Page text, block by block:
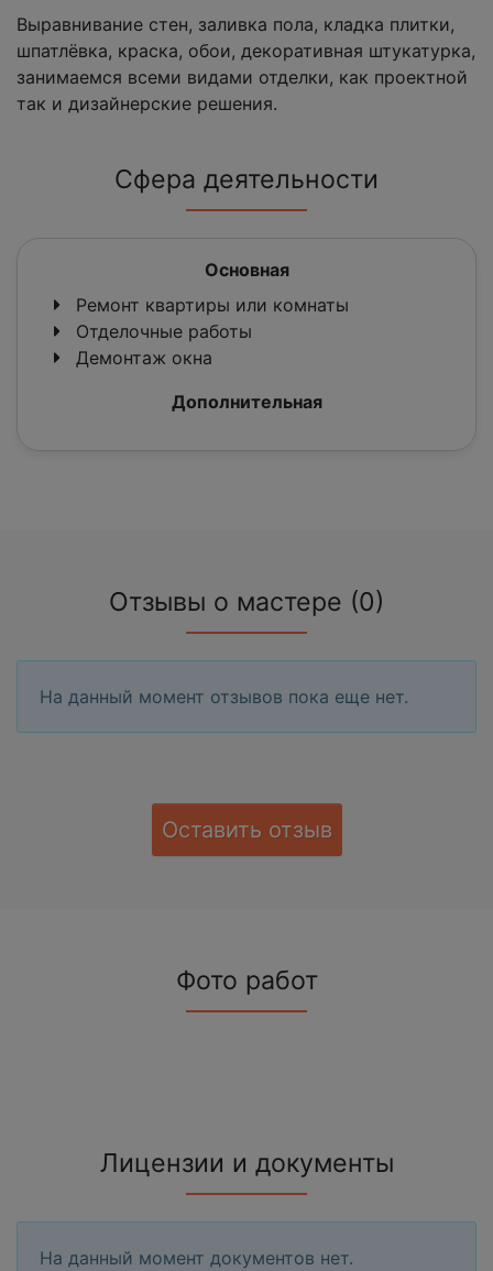
Выравнивание стен, заливка пола, кладка плитки,
шпатлёвка, краска, обои, декоративная штукатурка,
занимаемся всеми видами отделки, как проектной
так и дизайнерские решения.
Сфера деятельности
Основная
Ремонт квартиры или комнаты
Отделочные работы
Демонтаж окна
Дополнительная
Отзывы о мастере (0)
На данный момент отзывов пока еще нет.
Оставить отзыв
Фото работ
Лицензии и документы
На данный момент документов нет.